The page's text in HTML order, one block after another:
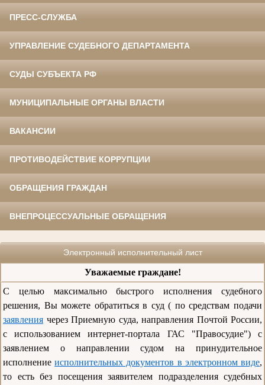
ПРЕСС-СЛУЖБА
УПРАВЛЕНИЕ СУДЕБНОГО ДЕПАРТАМЕНТА
СУДЫ СУБЪЕКТА РФ
МУНИЦИПАЛЬНЫЕ ОРГАНЫ ВЛАСТИ
ВАКАНСИИ
ПРОТИВОДЕЙСТВИЕ КОРРУПЦИИ
ОБРАЩЕНИЯ ГРАЖДАН
ВНЕПРОЦЕССУАЛЬНЫЕ ОБРАЩЕНИЯ
Электронный исполнительный лист
Уважаемые граждане!
С целью максимально быстрого исполнения судебного
решения, Вы можете обратиться в суд ( по средствам подачи
заявления через Приемную суда, направления Почтой России,
с использованием интернет-портала ГАС "Правосудие") с
заявлением о направлении судом на принудительное
исполнениеисполнительных документов в электронном виде,
то есть без посещения заявителем подразделения судебных